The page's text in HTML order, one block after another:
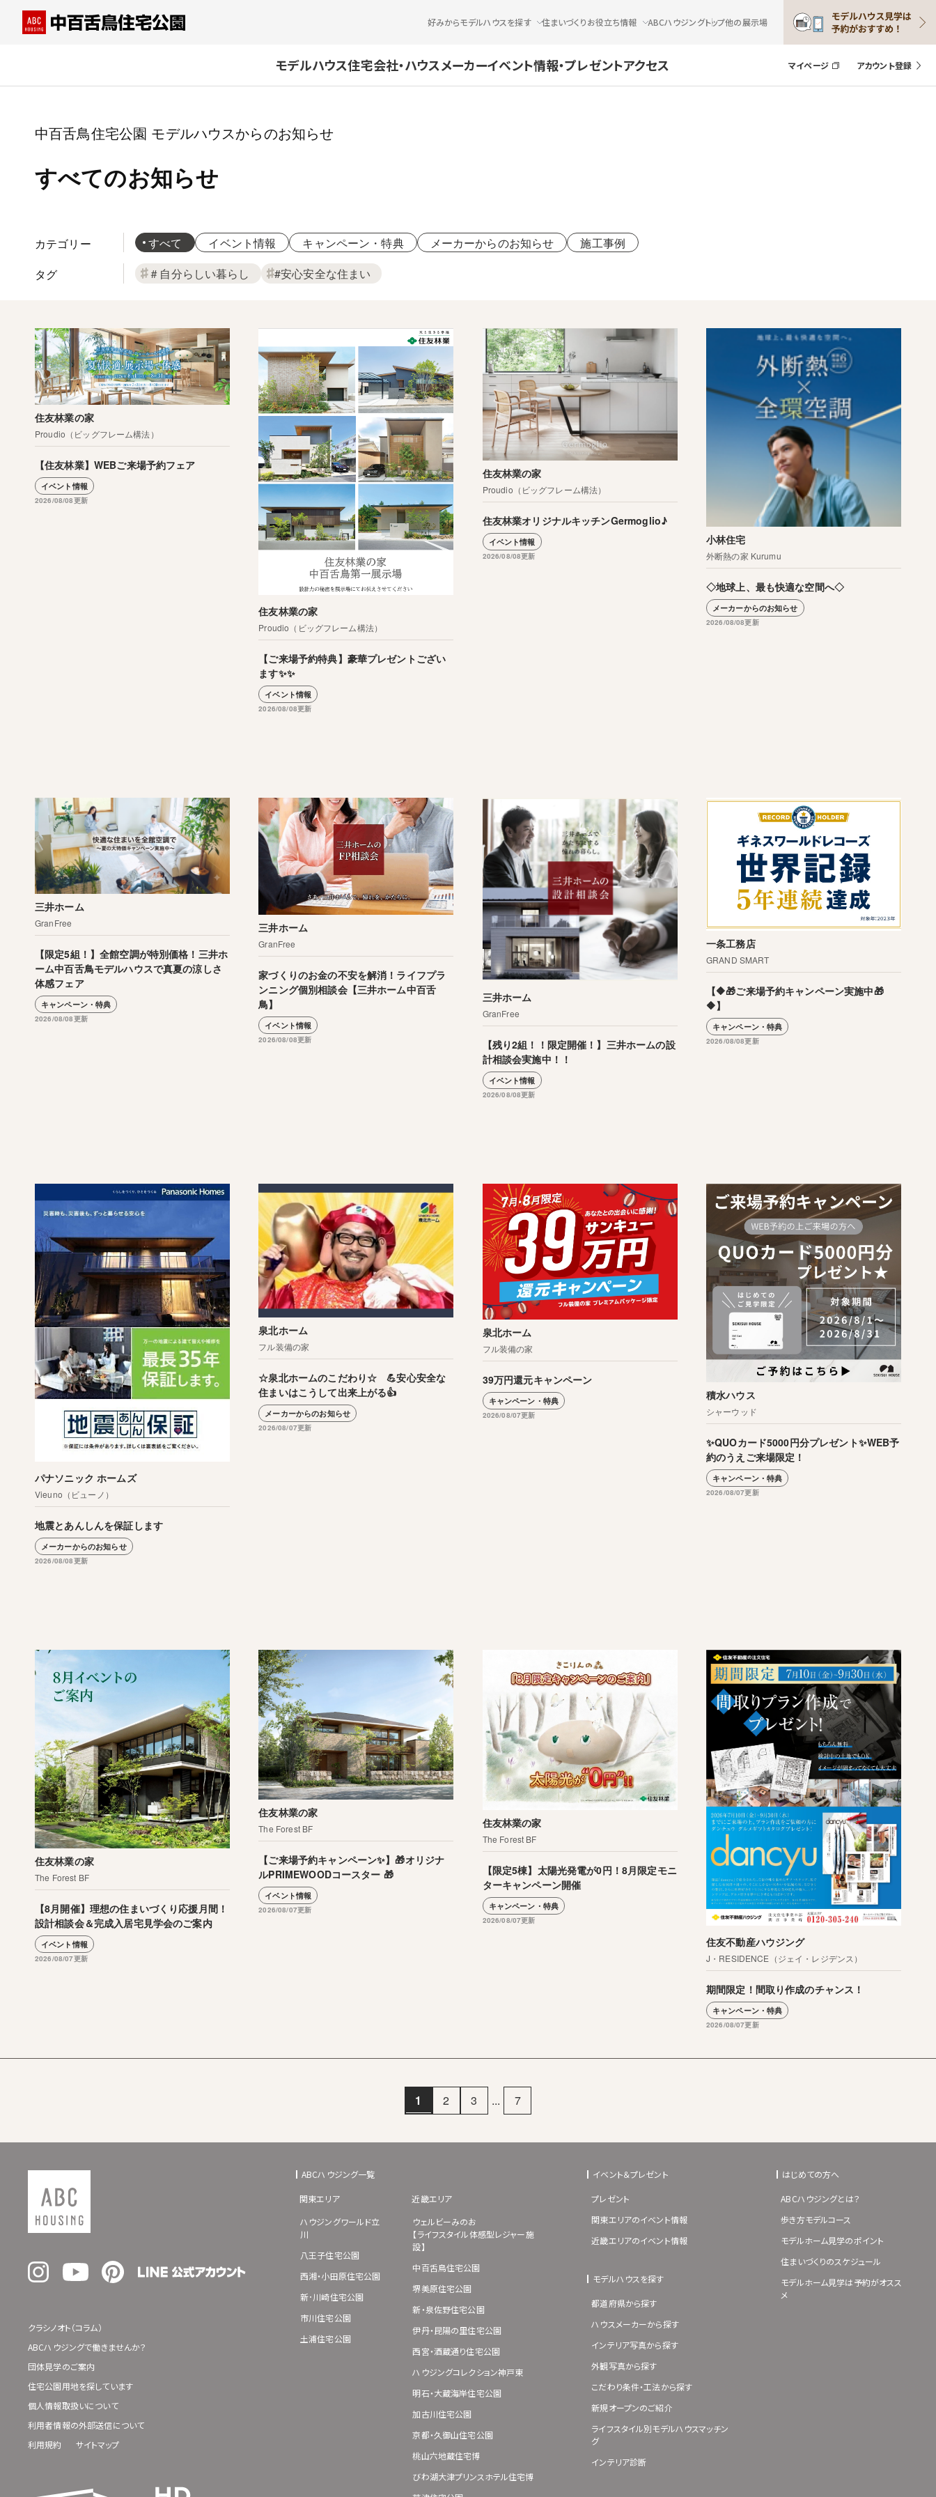
好みからモデルハウスを探す 住まいづくりお役立ち情報 ABCハウジングトップ他の展示場
モデルハウス住宅会社・ハウスメーカーイベント情報・プレゼントアクセス マイページ アカウント登録
中百舌鳥住宅公園 モデルハウスからのお知らせ
すべてのお知らせ
カテゴリー すべて イベント情報 キャンペーン・特典 メーカーからのお知らせ
施工事例
タグ
＃自分らしい暮らし #安心安全な住まい
住友林業の家
Proudio（ビッグフレーム構法）
【住友林業】WEBご来場予約フェア
イベント情報
2026/08/08更新
住友林業の家
Proudio（ビッグフレーム構法）
【ご来場予約特典】豪華プレゼントござい
ます✨✨
イベント情報
2026/08/08更新
住友林業の家
Proudio（ビッグフレーム構法）
住友林業オリジナルキッチンGermoglio♪
イベント情報
2026/08/08更新
小林住宅
外断熱の家 Kurumu
◇地球上、最も快適な空間へ◇
メーカーからのお知らせ
2026/08/08更新
三井ホーム
GranFree
【限定5組！】全館空調が特別価格！三井ホ
ーム中百舌鳥モデルハウスで真夏の涼しさ
体感フェア
キャンペーン・特典
2026/08/08更新
三井ホーム
GranFree
家づくりのお金の不安を解消！ライフプラ
ンニング個別相談会【三井ホーム中百舌
鳥】
イベント情報
2026/08/08更新
三井ホーム
GranFree
【残り2組！！限定開催！】三井ホームの設
計相談会実施中！！
イベント情報
2026/08/08更新
一条工務店
GRAND SMART
【🔶🎁ご来場予約キャンペーン実施中🎁
🔶】
キャンペーン・特典
2026/08/08更新
パナソニック ホームズ
Vieuno（ビューノ）
地震とあんしんを保証します
メーカーからのお知らせ
2026/08/08更新
泉北ホーム
フル装備の家
☆泉北ホームのこだわり☆ 💪安心安全な
住まいはこうして出来上がる👍
メーカーからのお知らせ
2026/08/07更新
泉北ホーム
フル装備の家
39万円還元キャンペーン
キャンペーン・特典
2026/08/07更新
積水ハウス
シャーウッド
✨QUOカード5000円分プレゼント✨WEB予
約のうえご来場限定！
キャンペーン・特典
2026/08/07更新
住友林業の家
The Forest BF
【8月開催】理想の住まいづくり応援月間！
設計相談会＆完成入居宅見学会のご案内
イベント情報
2026/08/07更新
住友林業の家
The Forest BF
【ご来場予約キャンペーン✨】🎁オリジナ
ルPRIMEWOODコースター 🎁
イベント情報
2026/08/07更新
住友林業の家
The Forest BF
【限定5棟】太陽光発電が0円！8月限定モニ
ターキャンペーン開催
キャンペーン・特典
2026/08/07更新
住友不動産ハウジング
J・RESIDENCE（ジェイ・レジデンス）
期間限定！間取り作成のチャンス！
キャンペーン・特典
2026/08/07更新
1 2 3 ... 7
ABCハウジング一覧
関東エリア
ハウジングワールド立
川
八王子住宅公園
西湘・小田原住宅公園
新･川崎住宅公園
市川住宅公園
土浦住宅公園
近畿エリア
ウェルビーみのお
【ライフスタイル体感型レジャー施
設】
中百舌鳥住宅公園
堺美原住宅公園
新・泉佐野住宅公園
伊丹・昆陽の里住宅公園
西宮・酒蔵通り住宅公園
ハウジングコレクション神戸東
明石・大蔵海岸住宅公園
加古川住宅公園
京都・久御山住宅公園
桃山六地蔵住宅博
びわ湖大津プリンスホテル住宅博
イベント＆プレゼント
プレゼント
関東エリアのイベント情報
近畿エリアのイベント情報
モデルハウスを探す
都道府県から探す
ハウスメーカーから探す
インテリア写真から探す
外観写真から探す
こだわり条件・工法から探す
新規オープンのご紹介
ライフスタイル別モデルハウスマッチン
グ
インテリア診断
はじめての方へ
ABCハウジングとは？
歩き方モデルコース
モデルホーム見学のポイント
住まいづくりのスケジュール
モデルホーム見学は予約がオスス
メ
クラシノオト（コラム）
ABCハウジングで働きませんか？
団体見学のご案内
住宅公園用地を探しています
個人情報取扱いについて
利用者情報の外部送信について
利用規約
サイトマップ